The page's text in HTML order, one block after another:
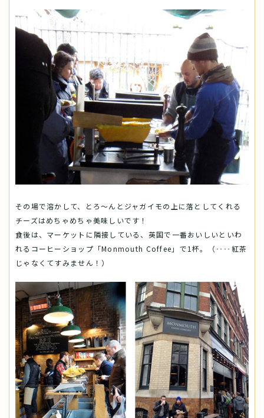
その場で溶かして、とろ～んとジャガイモの上に落としてくれる
チーズはめちゃめちゃ美味しいです！
食後は、マーケットに隣接している、英国で一番おいしいといわ
れるコーヒーショップ「Monmouth Coffee」で1杯。（‥‥紅茶
じゃなくてすみません！）